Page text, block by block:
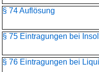
§ 74 Auflösung
§ 75 Eintragungen bei
§ 76 Eintragungen bei